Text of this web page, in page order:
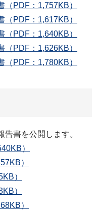
PDF：1,757KB）
PDF：1,617KB）
PDF：1,640KB）
PDF：1,626KB）
PDF：1,780KB）
書を公開します。
）
）
）
）
）